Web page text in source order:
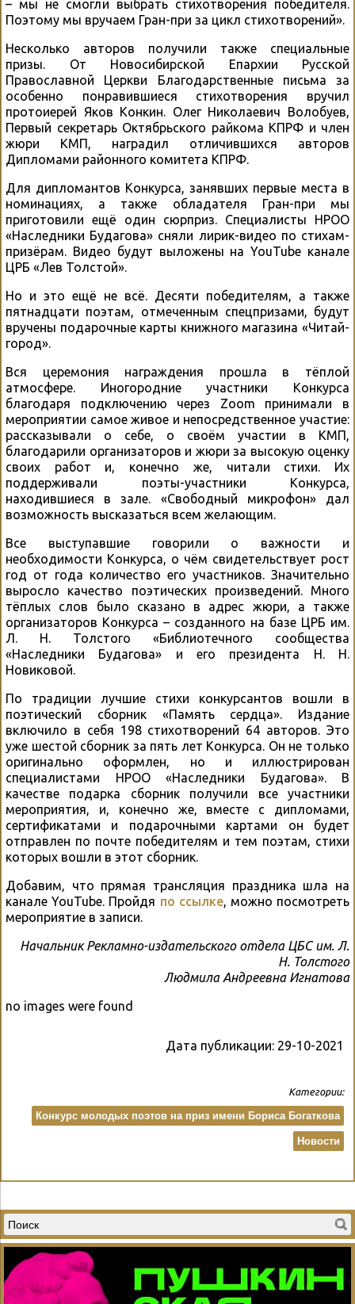
– мы не смогли выбрать стихотворения победителя.
Поэтому мы вручаем Гран-при за цикл стихотворений».
Несколько авторов получили также специальные
призы. От Новосибирской Епархии Русской
Православной Церкви Благодарственные письма за
особенно понравившиеся стихотворения вручил
протоиерей Яков Конкин. Олег Николаевич Волобуев,
Первый секретарь Октябрьского райкома КПРФ и член
жюри КМП, наградил отличившихся авторов
Дипломами районного комитета КПРФ.
Для дипломантов Конкурса, занявших первые места в
номинациях, а также обладателя Гран-при мы
приготовили ещё один сюрприз. Специалисты НРОО
«Наследники Будагова» сняли лирик-видео по стихам-
призёрам. Видео будут выложены на YouTube канале
ЦРБ «Лев Толстой».
Но и это ещё не всё. Десяти победителям, а также
пятнадцати поэтам, отмеченным спецпризами, будут
вручены подарочные карты книжного магазина «Читай-
город».
Вся церемония награждения прошла в тёплой
атмосфере. Иногородние участники Конкурса
благодаря подключению через Zoom принимали в
мероприятии самое живое и непосредственное участие:
рассказывали о себе, о своём участии в КМП,
благодарили организаторов и жюри за высокую оценку
своих работ и, конечно же, читали стихи. Их
поддерживали поэты-участники Конкурса,
находившиеся в зале. «Свободный микрофон» дал
возможность высказаться всем желающим.
Все выступавшие говорили о важности и
необходимости Конкурса, о чём свидетельствует рост
год от года количество его участников. Значительно
выросло качество поэтических произведений. Много
тёплых слов было сказано в адрес жюри, а также
организаторов Конкурса – созданного на базе ЦРБ им.
Л. Н. Толстого «Библиотечного сообщества
«Наследники Будагова» и его президента Н. Н.
Новиковой.
По традиции лучшие стихи конкурсантов вошли в
поэтический сборник «Память сердца». Издание
включило в себя 198 стихотворений 64 авторов. Это
уже шестой сборник за пять лет Конкурса. Он не только
оригинально оформлен, но и иллюстрирован
специалистами НРОО «Наследники Будагова». В
качестве подарка сборник получили все участники
мероприятия, и, конечно же, вместе с дипломами,
сертификатами и подарочными картами он будет
отправлен по почте победителям и тем поэтам, стихи
которых вошли в этот сборник.
Добавим, что прямая трансляция праздника шла на
канале YouTube. Пройдя по ссылке, можно посмотреть
мероприятие в записи.
Начальник Рекламно-издательского отдела ЦБС им. Л.
Н. Толстого
Людмила Андреевна Игнатова
no images were found
Дата публикации: 29-10-2021
Категории:
Конкурс молодых поэтов на приз имени Бориса Богаткова
Новости